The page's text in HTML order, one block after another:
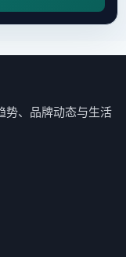
势、品牌动态与生活